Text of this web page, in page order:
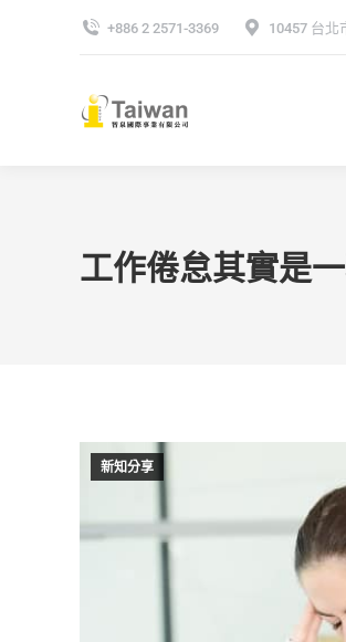
+886 2 2571-3369 10457 台北
工作倦怠其實是
新知分享